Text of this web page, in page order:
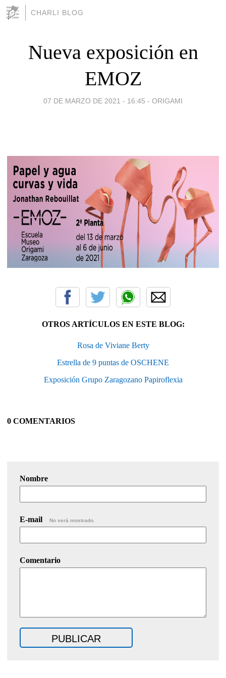
CHARLI BLOG
Nueva exposición en
EMOZ
07 DE MARZO DE 2021 - 16:45 - ORIGAMI
OTROS ARTÍCULOS EN ESTE BLOG:
Rosa de Viviane Berty
Estrella de 9 puntas de OSCHENE
Exposición Grupo Zaragozano Papiroflexia
0 COMENTARIOS
Nombre
E-mail No será mostrado.
Comentario